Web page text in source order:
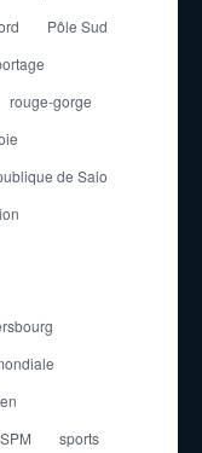
Pôle Sud
rouge-gorge
de Salo
SPM
sports